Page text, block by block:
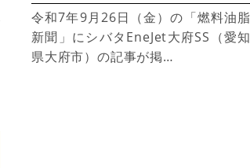
令和7年9月26日（金）の「燃料油脂
新聞」にシバタEneJet大府SS（愛知
県大府市）の記事が掲…